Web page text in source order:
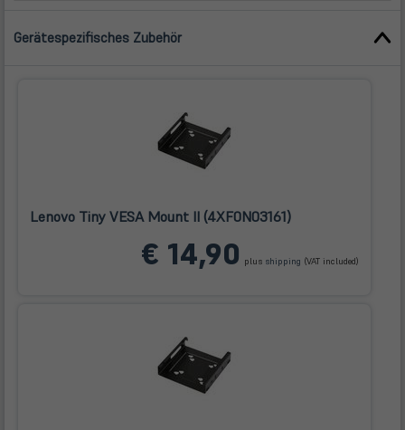
Gerätespezifisches Zubehör
Lenovo Tiny VESA Mount II (4XF0N03161)
€ 14,90 plus shipping neuem
(VAT included)